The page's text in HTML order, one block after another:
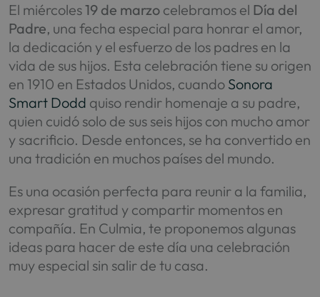
El miércoles19 de marzocelebramos el Día del
Padre, una fecha especial para honrar el amor,
la dedicación y el esfuerzo de los padres en la
vida de sus hijos. Esta celebración tiene su origen
en 1910 en Estados Unidos, cuando Sonora
Smart Dodd quiso rendir homenaje a su padre,
quien cuidó solo de sus seis hijos con mucho amor
y sacrificio. Desde entonces, se ha convertido en
una tradición en muchos países del mundo.
Es una ocasión perfecta para reunir a la familia,
expresar gratitud y compartir momentos en
compañía. En Culmia, te proponemos algunas
ideas para hacer de este día una celebración
muy especial sin salir de tu casa.